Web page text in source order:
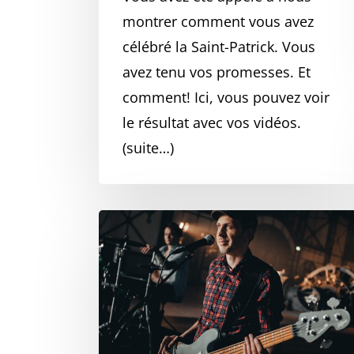
montrer comment vous avez
célébré la Saint-Patrick. Vous
avez tenu vos promesses. Et
comment! Ici, vous pouvez voir
le résultat avec vos vidéos.
(suite…)
gang,
Tom
ici.